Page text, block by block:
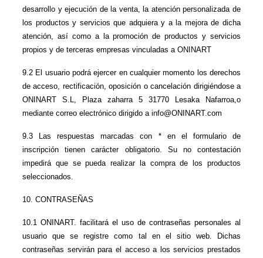
desarrollo y ejecución de la venta, la atención personalizada de
los productos y servicios que adquiera y a la mejora de dicha
atención, así como a la promoción de productos y servicios
propios y de terceras empresas vinculadas a ONINART
9.2 El usuario podrá ejercer en cualquier momento los derechos
de acceso, rectificación, oposición o cancelación dirigiéndose a
ONINART S.L, Plaza zaharra 5 31770 Lesaka Nafarroa,o
mediante correo electrónico dirigido a info@ONINART.com
9.3 Las respuestas marcadas con * en el formulario de
inscripción tienen carácter obligatorio. Su no contestación
impedirá que se pueda realizar la compra de los productos
seleccionados.
10. CONTRASEÑAS
10.1 ONINART. facilitará el uso de contraseñas personales al
usuario que se registre como tal en el sitio web. Dichas
contraseñas servirán para el acceso a los servicios prestados